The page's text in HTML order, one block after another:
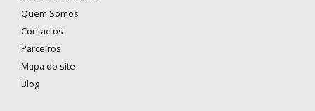
Quem Somos
Contactos
Parceiros
Mapa do site
Blog